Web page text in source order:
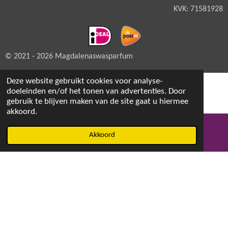
Deze website gebruikt cookies voor analyse-
doeleinden en/of het tonen van advertenties. Door
gebruik te blijven maken van de site gaat u hiermee
akkoord.
Akkoord
KVK: 71581928
© 2021 - 2026 Magdalenaswasparfum